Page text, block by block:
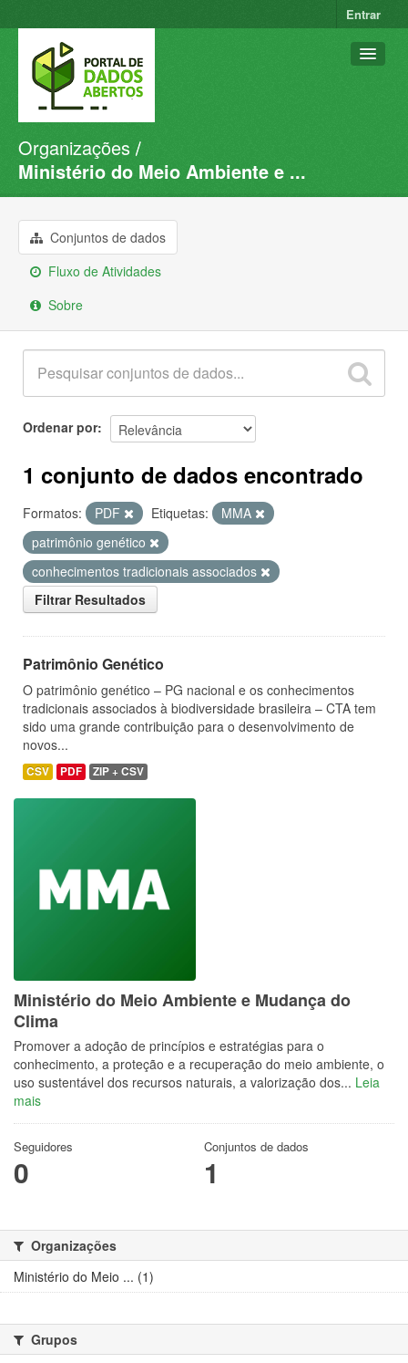
Entrar
Conjuntos de dados
Organizações
Sobre
Organizações
Ministério do Meio Ambiente e ...
Conjuntos de dados
Fluxo de Atividades
Sobre
Ordenar por
1 conjunto de dados encontrado
Formatos: PDF Etiquetas:
MMA
patrimônio genético
conhecimentos tradicionais associados
Filtrar Resultados
Patrimônio Genético
O patrimônio genético – PG nacional e os conhecimentos
tradicionais associados à biodiversidade brasileira – CTA tem
sido uma grande contribuição para o desenvolvimento de
novos...
CSV PDF ZIP + CSV
Ministério do Meio Ambiente e Mudança do
Clima
Promover a adoção de princípios e estratégias para o
conhecimento, a proteção e a recuperação do meio ambiente, o
uso sustentável dos recursos naturais, a valorização dos... Leia
mais
Seguidores
0
Conjuntos de dados
1
Organizações
Ministério do Meio ... (1)
Grupos